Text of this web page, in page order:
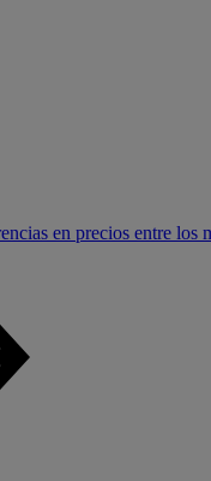
en precios entre los